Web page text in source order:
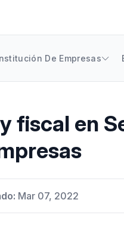
De Empresas
fiscal en
Mar 07, 2022